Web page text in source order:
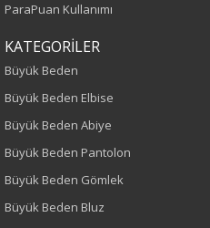
Kalıp
Boy
Kumaş Tipi
ParaPuan Kullanımı
KATEGORİLER
Büyük Beden
Büyük Beden Elbise
Büyük Beden Abiye
Büyük Beden Pantolon
Büyük Beden Gömlek
Büyük Beden Bluz